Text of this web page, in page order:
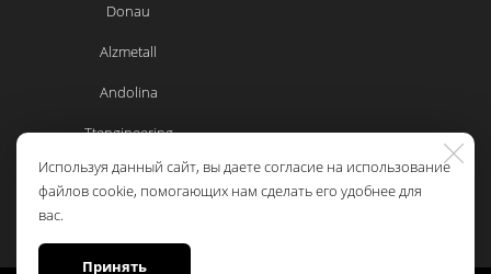
Donau
Alzmetall
Andolina
Ttengineering
Cemsa
Используя данный сайт, вы даете согласие на использование
файлов cookie, помогающих нам сделать его удобнее для
вас.
Принять